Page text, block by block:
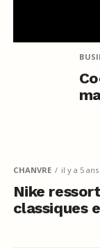
CHANVRE il y a 5 ans
Nike
classiques